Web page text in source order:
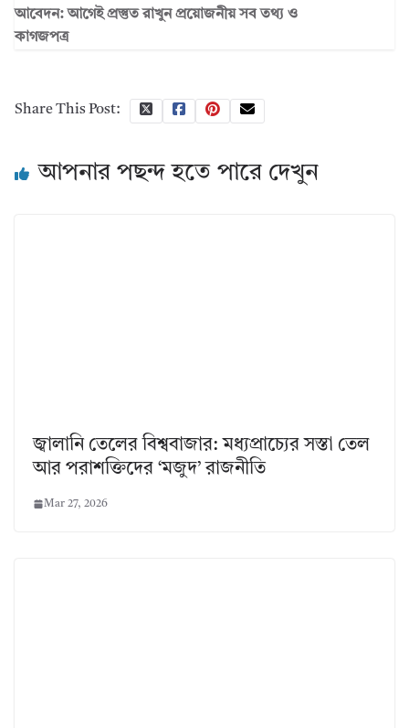
আবেদন: আগেই প্রস্তুত রাখুন প্রয়োজনীয় সব তথ্য ও
কাগজপত্র
Share This Post:
আপনার পছন্দ হতে পারে দেখুন
জ্বালানি তেলের বিশ্ববাজার: মধ্যপ্রাচ্যের সস্তা তেল
আর পরাশক্তিদের ‘মজুদ’ রাজনীতি
Mar 27, 2026